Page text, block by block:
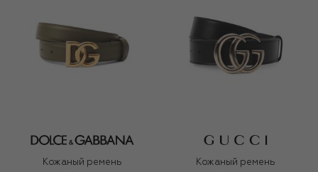
Кожаный ремень
Кожаный ремень